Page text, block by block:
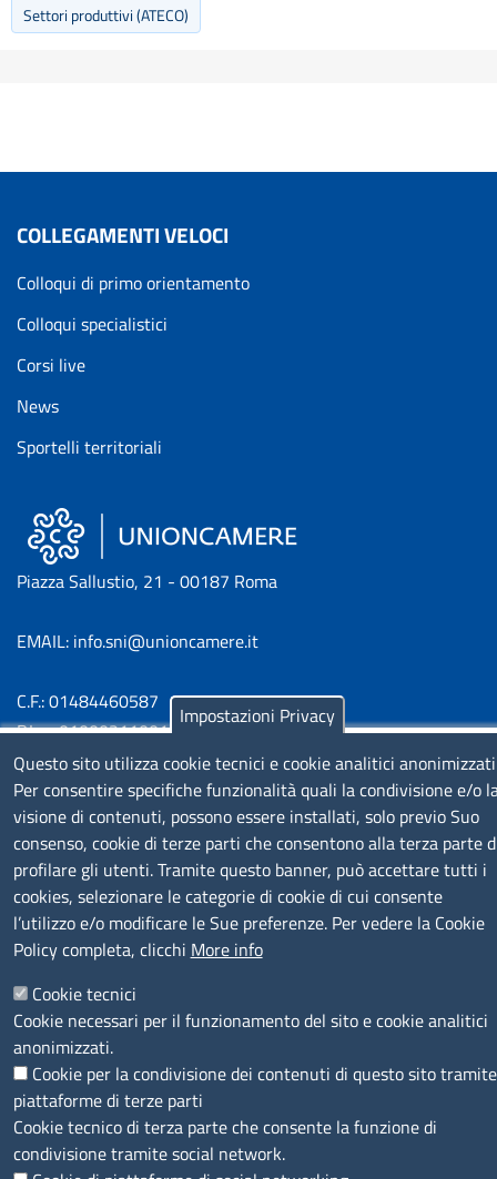
Settori produttivi (ATECO)
COLLEGAMENTI VELOCI
Colloqui di primo orientamento
Colloqui specialistici
Corsi live
News
Sportelli territoriali
Piazza Sallustio, 21 - 00187 Roma
EMAIL: info.sni@unioncamere.it
C.F.: 01484460587
P.Iva: 01000211001
SERVIZIO REALIZZATO DA
SEGUICI SU
MENÙ PRIVACY
Note legali Privacy e cookie policy Accesso riservato
Impostazioni Privacy
Questo sito utilizza cookie tecnici e cookie analitici
Per consentire specifiche funzionalità quali la condivisione e/o
visione di contenuti, possono essere installati, solo previo Suo
consenso, cookie di terze parti che consentono alla terza parte
profilare gli utenti. Tramite questo banner, può accettare tutti i
cookies, selezionare le categorie di cookie di cui consente
l’utilizzo e/o modificare le Sue preferenze. Per vedere la Cookie
Policy completa, clicchi More info
Cookie tecnici
Cookie necessari per il funzionamento del sito e cookie analitici
anonimizzati.
Cookie per la condivisione dei contenuti di questo sito tramite
piattaforme di terze parti
Cookie tecnico di terza parte che consente la funzione di
condivisione tramite social network.